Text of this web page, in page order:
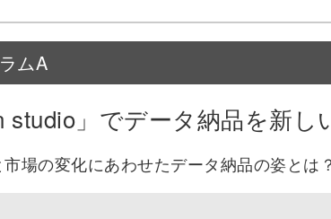
ムA
studio」でデータ納品を新し
場の変化にあわせたデータ納品の姿とは？